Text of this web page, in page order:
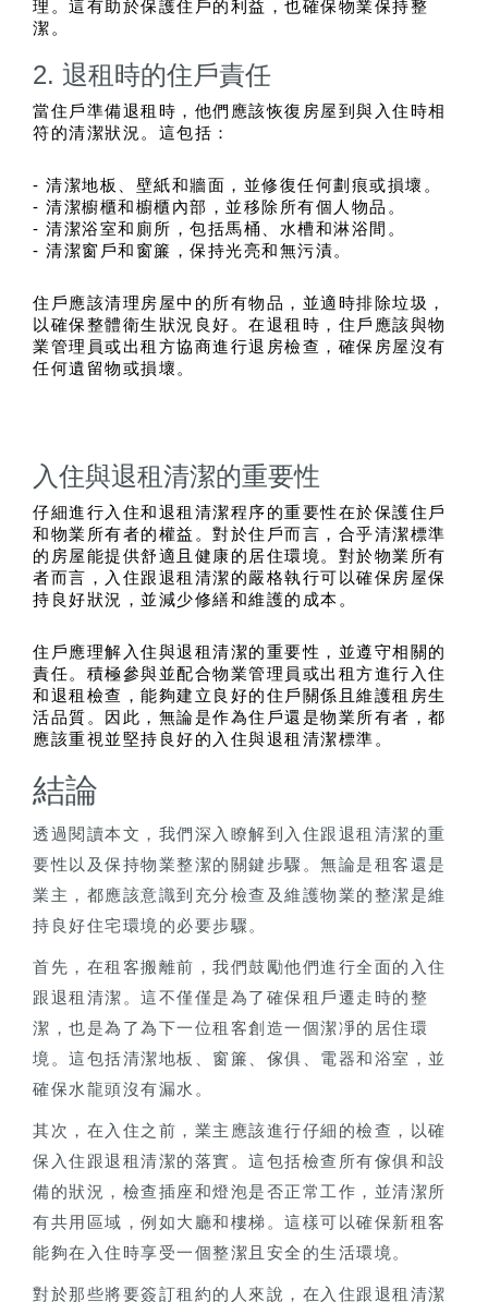
理。這有助於保護住戶的利益，也確保物業保持整
潔。
2. 退租時的住戶責任
當住戶準備退租時，他們應該恢復房屋到與入住時相
符的清潔狀況。這包括：
- 清潔地板、壁紙和牆面，並修復任何劃痕或損壞。
- 清潔櫥櫃和櫥櫃內部，並移除所有個人物品。
- 清潔浴室和廁所，包括馬桶、水槽和淋浴間。
- 清潔窗戶和窗簾，保持光亮和無污漬。
住戶應該清理房屋中的所有物品，並適時排除垃圾，
以確保整體衛生狀況良好。在退租時，住戶應該與物
業管理員或出租方協商進行退房檢查，確保房屋沒有
任何遺留物或損壞。
入住與退租清潔的重要性
仔細進行入住和退租清潔程序的重要性在於保護住戶
和物業所有者的權益。對於住戶而言，合乎清潔標準
的房屋能提供舒適且健康的居住環境。對於物業所有
者而言，入住跟退租清潔的嚴格執行可以確保房屋保
持良好狀況，並減少修繕和維護的成本。
住戶應理解入住與退租清潔的重要性，並遵守相關的
責任。積極參與並配合物業管理員或出租方進行入住
和退租檢查，能夠建立良好的住戶關係且維護租房生
活品質。因此，無論是作為住戶還是物業所有者，都
應該重視並堅持良好的入住與退租清潔標準。
結論
透過閱讀本文，我們深入瞭解到入住跟退租清潔的重
要性以及保持物業整潔的關鍵步驟。無論是租客還是
業主，都應該意識到充分檢查及維護物業的整潔是維
持良好住宅環境的必要步驟。
首先，在租客搬離前，我們鼓勵他們進行全面的入住
跟退租清潔。這不僅僅是為了確保租戶遷走時的整
潔，也是為了為下一位租客創造一個潔凈的居住環
境。這包括清潔地板、窗簾、傢俱、電器和浴室，並
確保水龍頭沒有漏水。
其次，在入住之前，業主應該進行仔細的檢查，以確
保入住跟退租清潔的落實。這包括檢查所有傢俱和設
備的狀況，檢查插座和燈泡是否正常工作，並清潔所
有共用區域，例如大廳和樓梯。這樣可以確保新租客
能夠在入住時享受一個整潔且安全的生活環境。
對於那些將要簽訂租約的人來說，在入住跟退租清潔